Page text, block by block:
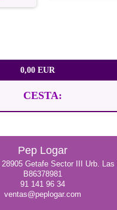
0,00 EUR
CESTA:
Pep Logar
Getafe Sector III Urb. Las
B86378981
91 141 96 34
ventas@peplogar.com